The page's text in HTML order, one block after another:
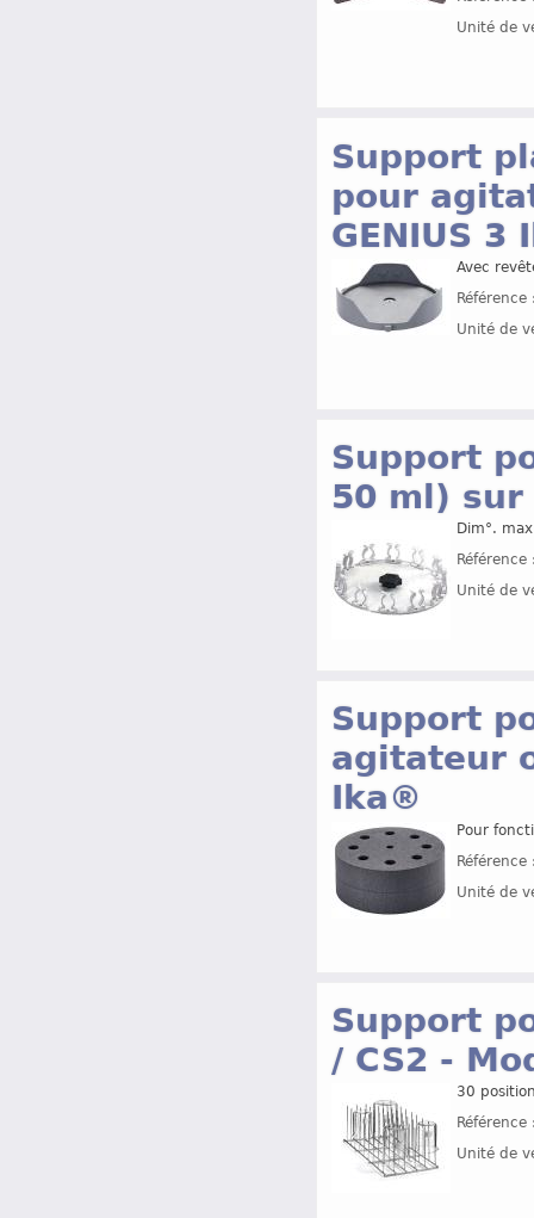
Unité de
Support
pour
GENIUS 3
Avec
Unité de
Support
50 ml)
Dim°.
Unité de
Support
agitateur
Ika®
Pour
Unité de
Support
/ CS2 -
30
Unité de